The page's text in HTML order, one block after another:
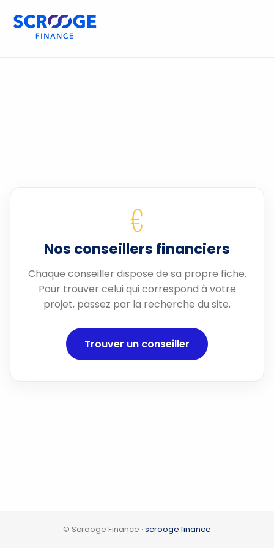
€
Nos conseillers financiers
Chaque conseiller dispose de sa propre fiche.
Pour trouver celui qui correspond à votre
projet, passez par la recherche du site.
Trouver un conseiller
© Scrooge Finance · scrooge.finance